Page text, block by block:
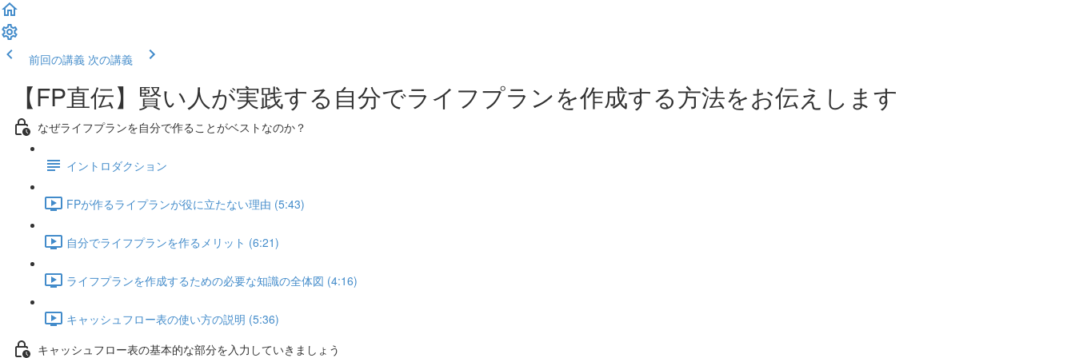
前回の講義 次の講義
【FP直伝】賢い人が実践する自分でライフプランを作成する方法をお伝えします
なぜライフプランを自分で作ることがベストなのか？
イントロダクション
FPが作るライプランが役に立たない理由 (5:43)
自分でライフプランを作るメリット (6:21)
ライフプランを作成するための必要な知識の全体図 (4:16)
キャッシュフロー表の使い方の説明 (5:36)
キャッシュフロー表の基本的な部分を入力していきましょう